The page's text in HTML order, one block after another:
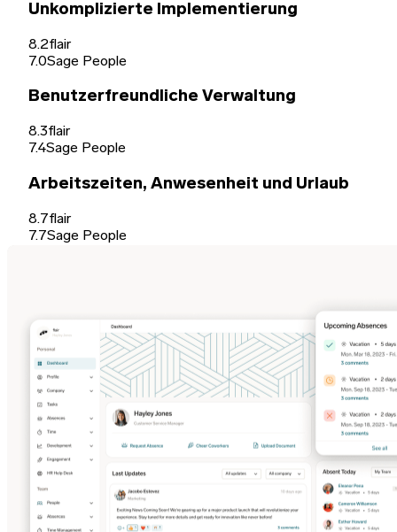
Unkomplizierte Implementierung
8.2flair
7.0Sage People
Benutzerfreundliche Verwaltung
8.3flair
7.4Sage People
Arbeitszeiten, Anwesenheit und Urlaub
8.7flair
7.7Sage People